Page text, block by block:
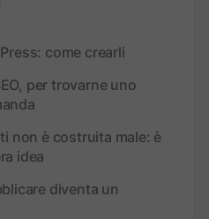
come crearli
per trovarne uno
non è costruita male: è
idea
diventa un